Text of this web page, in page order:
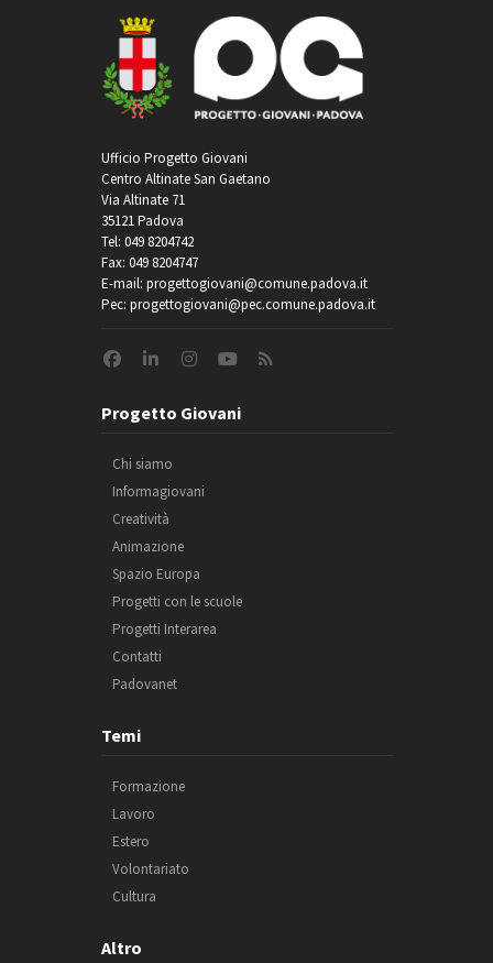
Ufficio Progetto Giovani
Centro Altinate San Gaetano
Via Altinate 71
35121 Padova
Tel: 049 8204742
Fax: 049 8204747
E-mail: progettogiovani@comune.padova.it
Pec: progettogiovani@pec.comune.padova.it
Progetto Giovani
Chi siamo
Informagiovani
Creatività
Animazione
Spazio Europa
Progetti con le scuole
Progetti Interarea
Contatti
Padovanet
Temi
Formazione
Lavoro
Estero
Volontariato
Cultura
Altro